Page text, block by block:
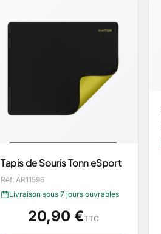
Tapis de Souris Tonn eSport
Réf: AR11596
Livraison sous 7 jours ouvrables
20,90 €TTC